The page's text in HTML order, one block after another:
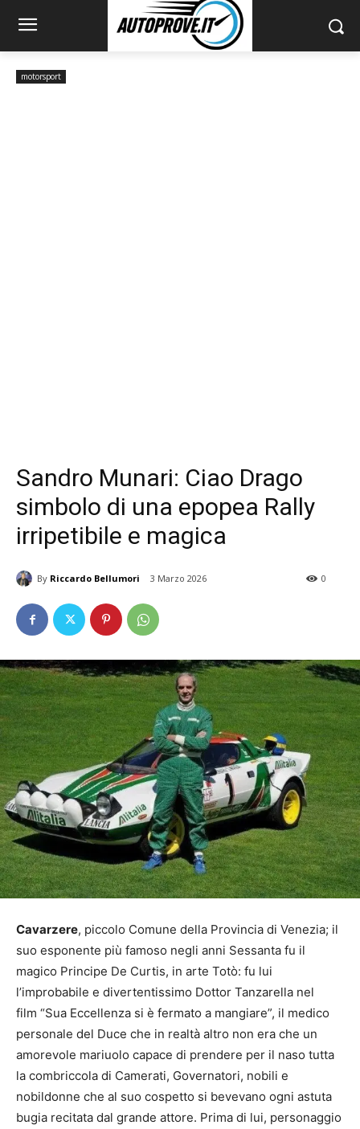
motorsport
Sandro Munari: Ciao Drago
simbolo di una epopea Rally
irripetibile e magica
By Riccardo Bellumori 3 Marzo 2026 0
Cavarzere, piccolo Comune della Provincia di Venezia; il
suo esponente più famoso negli anni Sessanta fu il
magico Principe De Curtis, in arte Totò: fu lui
l’improbabile e divertentissimo Dottor Tanzarella nel
film “Sua Eccellenza si è fermato a mangiare”, il medico
personale del Duce che in realtà altro non era che un
amorevole mariuolo capace di prendere per il naso tutta
la combriccola di Camerati, Governatori, nobili e
nobildonne che al suo cospetto si bevevano ogni astuta
bugia recitata dal grande attore. Prima di lui, personaggio